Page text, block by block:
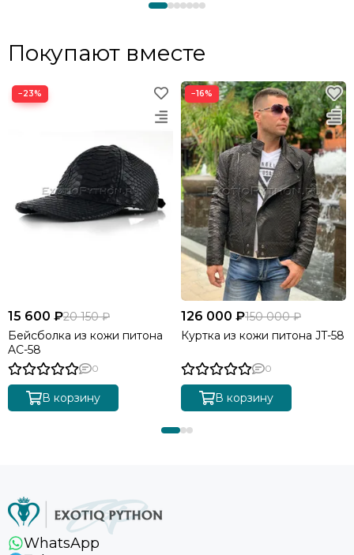
Покупают вместе
−23%
15 600 ₽20 150 ₽
Бейсболка из кожи питона
AC-58
0
В корзину
−16%
126 000 ₽150 000 ₽
Куртка из кожи питона JT-58
0
В корзину
WhatsApp